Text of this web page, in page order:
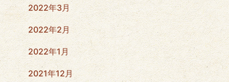
2022年3月
2022年2月
2022年1月
2021年12月